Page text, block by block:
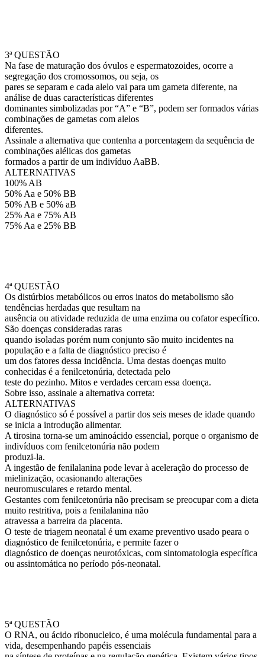
3ª QUESTÃO
Na fase de maturação dos óvulos e espermatozoides, ocorre a
segregação dos cromossomos, ou seja, os
pares se separam e cada alelo vai para um gameta diferente, na
análise de duas características diferentes
dominantes simbolizadas por “A” e “B”, podem ser formados várias
combinações de gametas com alelos
diferentes.
Assinale a alternativa que contenha a porcentagem da sequência de
combinações alélicas dos gametas
formados a partir de um indivíduo AaBB.
ALTERNATIVAS
100% AB
50% Aa e 50% BB
50% AB e 50% aB
25% Aa e 75% AB
75% Aa e 25% BB
4ª QUESTÃO
Os distúrbios metabólicos ou erros inatos do metabolismo são
tendências herdadas que resultam na
ausência ou atividade reduzida de uma enzima ou cofator específico.
São doenças consideradas raras
quando isoladas porém num conjunto são muito incidentes na
população e a falta de diagnóstico preciso é
um dos fatores dessa incidência. Uma destas doenças muito
conhecidas é a fenilcetonúria, detectada pelo
teste do pezinho. Mitos e verdades cercam essa doença.
Sobre isso, assinale a alternativa correta:
ALTERNATIVAS
O diagnóstico só é possível a partir dos seis meses de idade quando
se inicia a introdução alimentar.
A tirosina torna-se um aminoácido essencial, porque o organismo de
indivíduos com fenilcetonúria não podem
produzi-la.
A ingestão de fenilalanina pode levar à aceleração do processo de
mielinização, ocasionando alterações
neuromusculares e retardo mental.
Gestantes com fenilcetonúria não precisam se preocupar com a dieta
muito restritiva, pois a fenilalanina não
atravessa a barreira da placenta.
O teste de triagem neonatal é um exame preventivo usado peara o
diagnóstico de fenilcetonúria, e permite fazer o
diagnóstico de doenças neurotóxicas, com sintomatologia específica
ou assintomática no período pós-neonatal.
5ª QUESTÃO
O RNA, ou ácido ribonucleico, é uma molécula fundamental para a
vida, desempenhando papéis essenciais